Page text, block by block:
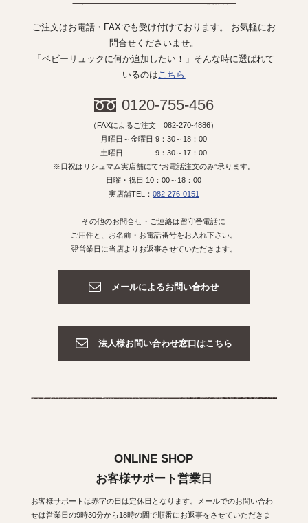
ご注文はお電話・FAXでも受け付けております。 お気軽にお
問合せくださいませ。
「ベビーリュックに何か追加したい！」そんな時に選ばれて
いるのは こちら
0120-755-456
（FAXによるご注文 082-270-4886）
月曜日～金曜日 9：30～18：00
土曜日 9：30～17：00
※日祝はリシュマム実店舗にて“お電話注文のみ”承ります。
日曜・祝日 10：00～18：00
実店舗TEL： 082-276-0151
その他のお問合せ・ご連絡は留守番電話に
ご用件と、お名前・お電話番号をお入れ下さい。
翌営業日に当店よりお返事させていただきます。
メールによるお問い合わせ
法人様お問い合わせ窓口はこちら
ONLINE SHOP
お客様サポート営業日
お客様サポートは赤字の日は定休日となります。メールでのお問い合わ
せは営業日の9時30分から18時の間で順番にお返事をさせていただきま